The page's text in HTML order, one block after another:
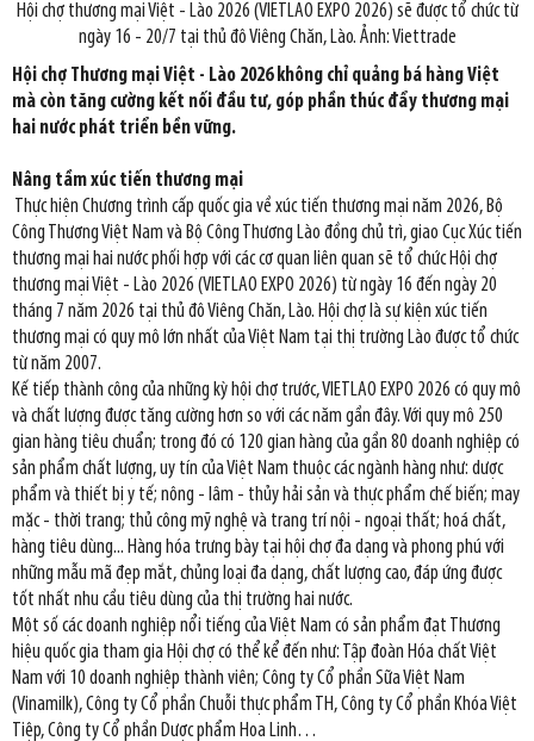
Hội chợ thương mại Việt - Lào 2026 (VIETLAO EXPO 2026) sẽ được tổ chức từ
ngày 16 - 20/7 tại thủ đô Viêng Chăn, Lào. Ảnh: Viettrade
Hội chợ Thương mại Việt - Lào 2026 không chỉ quảng bá hàng Việt
mà còn tăng cường kết nối đầu tư, góp phần thúc đẩy thương mại
hai nước phát triển bền vững.
Nâng tầm xúc tiến thương mại
Thực hiện Chương trình cấp quốc gia về xúc tiến thương mại năm 2026, Bộ
Công Thương Việt Nam và Bộ Công Thương Lào đồng chủ trì, giao Cục Xúc tiến
thương mại hai nước phối hợp với các cơ quan liên quan sẽ tổ chức Hội chợ
thương mại Việt - Lào 2026 (VIETLAO EXPO 2026) từ ngày 16 đến ngày 20
tháng 7 năm 2026 tại thủ đô Viêng Chăn, Lào. Hội chợ là sự kiện xúc tiến
thương mại có quy mô lớn nhất của Việt Nam tại thị trường Lào được tổ chức
từ năm 2007.
Kế tiếp thành công của những kỳ hội chợ trước, VIETLAO EXPO 2026 có quy mô
và chất lượng được tăng cường hơn so với các năm gần đây. Với quy mô 250
gian hàng tiêu chuẩn; trong đó có 120 gian hàng của gần 80 doanh nghiệp có
sản phẩm chất lượng, uy tín của Việt Nam thuộc các ngành hàng như: dược
phẩm và thiết bị y tế; nông - lâm - thủy hải sản và thực phẩm chế biến; may
mặc - thời trang; thủ công mỹ nghệ và trang trí nội - ngoại thất; hoá chất,
hàng tiêu dùng... Hàng hóa trưng bày tại hội chợ đa dạng và phong phú với
những mẫu mã đẹp mắt, chủng loại đa dạng, chất lượng cao, đáp ứng được
tốt nhất nhu cầu tiêu dùng của thị trường hai nước.
Một số các doanh nghiệp nổi tiếng của Việt Nam có sản phẩm đạt Thương
hiệu quốc gia tham gia Hội chợ có thể kể đến như: Tập đoàn Hóa chất Việt
Nam với 10 doanh nghiệp thành viên; Công ty Cổ phần Sữa Việt Nam
(Vinamilk), Công ty Cổ phần Chuỗi thực phẩm TH, Công ty Cổ phần Khóa Việt
Tiệp, Công ty Cổ phần Dược phẩm Hoa Linh…